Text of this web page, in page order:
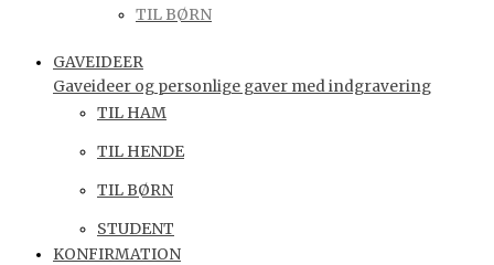
TIL BØRN
GAVEIDEER
Gaveideer og personlige gaver med indgravering
TIL HAM
TIL HENDE
TIL BØRN
STUDENT
KONFIRMATION